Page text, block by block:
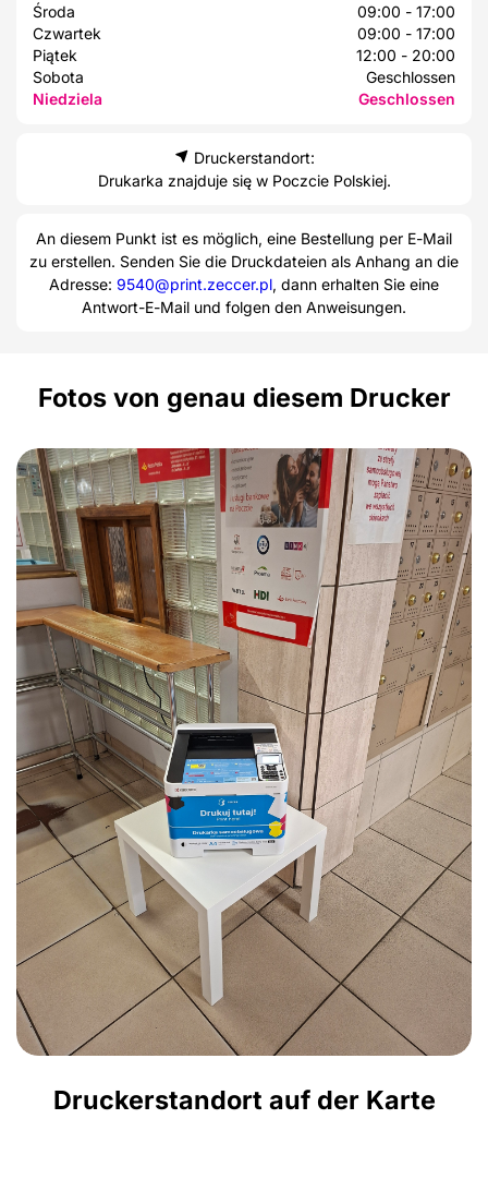
Środa
09:00 - 17:00
Czwartek
09:00 - 17:00
Piątek
12:00 - 20:00
Sobota
Geschlossen
Niedziela
Geschlossen
Druckerstandort:
Drukarka znajduje się w Poczcie Polskiej.
An diesem Punkt ist es möglich, eine Bestellung per E-Mail
zu erstellen. Senden Sie die Druckdateien als Anhang an die
Adresse: 9540@print.zeccer.pl, dann erhalten Sie eine
Antwort-E-Mail und folgen den Anweisungen.
Fotos von genau diesem Drucker
Druckerstandort auf der Karte